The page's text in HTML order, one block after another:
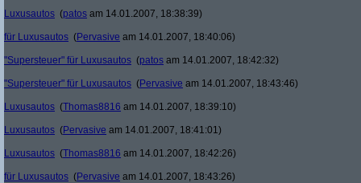
Luxusautos (patos am 14.01.2007, 18:38:39)
für Luxusautos (Pervasive am 14.01.2007, 18:40:06)
"Supersteuer" für Luxusautos (patos am 14.01.2007, 18:42:32)
"Supersteuer" für Luxusautos (Pervasive am 14.01.2007, 18:43:46)
Luxusautos (Thomas8816 am 14.01.2007, 18:39:10)
Luxusautos (Pervasive am 14.01.2007, 18:41:01)
Luxusautos (Thomas8816 am 14.01.2007, 18:42:26)
für Luxusautos (Pervasive am 14.01.2007, 18:43:26)